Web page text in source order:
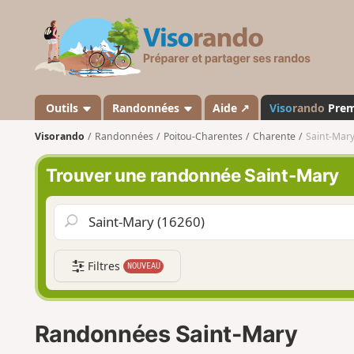
s
a
n
d
o
Outils Randonnées Aide ↗ Visorando
Visorando Randonnées Poitou-Charentes Charente Saint-Mary
Trouver une randonnée Saint-Mary
Filtres NOUVEAU
Randonnées Saint-Mary